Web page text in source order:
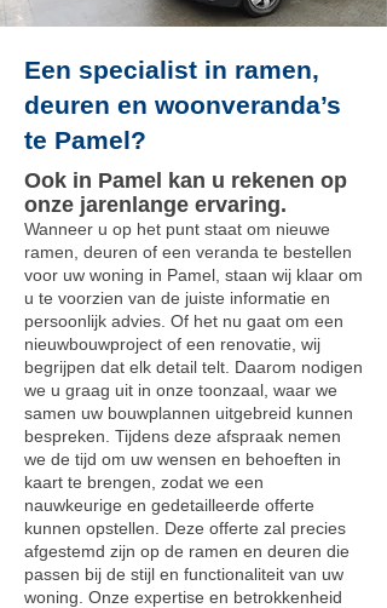
Een specialist in ramen,
deuren en woonveranda’s
te Pamel?
Ook in Pamel kan u rekenen op
onze jarenlange ervaring.
Wanneer u op het punt staat om nieuwe
ramen, deuren of een veranda te bestellen
voor uw woning in Pamel, staan wij klaar om
u te voorzien van de juiste informatie en
persoonlijk advies. Of het nu gaat om een
nieuwbouwproject of een renovatie, wij
begrijpen dat elk detail telt. Daarom nodigen
we u graag uit in onze toonzaal, waar we
samen uw bouwplannen uitgebreid kunnen
bespreken. Tijdens deze afspraak nemen
we de tijd om uw wensen en behoeften in
kaart te brengen, zodat we een
nauwkeurige en gedetailleerde offerte
kunnen opstellen. Deze offerte zal precies
afgestemd zijn op de ramen en deuren die
passen bij de stijl en functionaliteit van uw
woning. Onze expertise en betrokkenheid